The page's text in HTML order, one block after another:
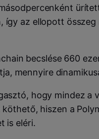
így az ellopott
becslése 660
mennyire
hogy mindez a
hiszen a
is eléri.